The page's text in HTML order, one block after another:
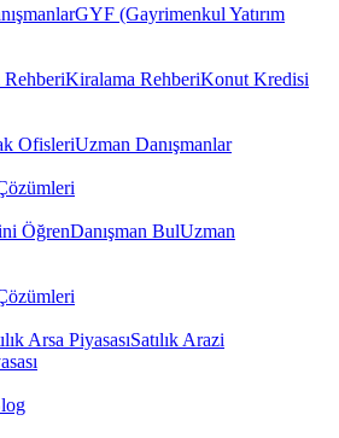
GYF (Gayrimenkul Yatırım
RehberiKiralama RehberiKonut Kredisi
OfisleriUzman Danışmanlar
ÖğrenDanışman BulUzman
Arsa PiyasasıSatılık Arazi